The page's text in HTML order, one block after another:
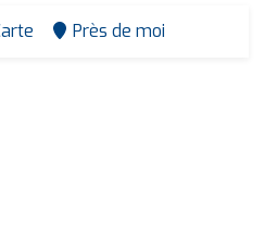
Près de moi